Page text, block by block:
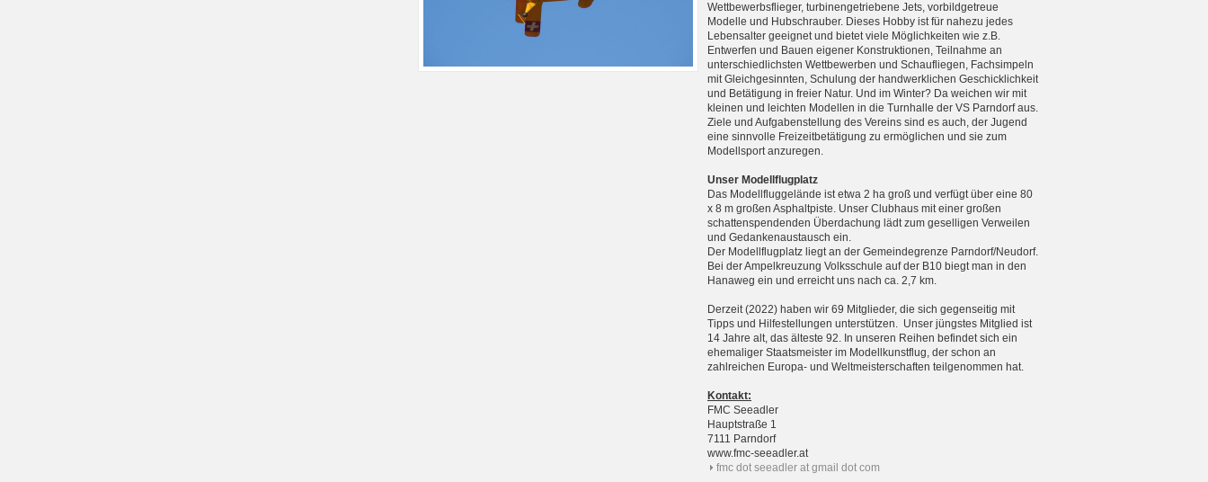
Wettbewerbsflieger, turbinengetriebene Jets, vorbildgetreue
Modelle und Hubschrauber. Dieses Hobby ist für nahezu jedes
Lebensalter geeignet und bietet viele Möglichkeiten wie z.B.
Entwerfen und Bauen eigener Konstruktionen, Teilnahme an
unterschiedlichsten Wettbewerben und Schaufliegen, Fachsimpeln
mit Gleichgesinnten, Schulung der handwerklichen Geschicklichkeit
und Betätigung in freier Natur. Und im Winter? Da weichen wir mit
kleinen und leichten Modellen in die Turnhalle der VS Parndorf aus.
Ziele und Aufgabenstellung des Vereins sind es auch, der Jugend
eine sinnvolle Freizeitbetätigung zu ermöglichen und sie zum
Modellsport anzuregen.
Unser Modellflugplatz
Das Modellfluggelände ist etwa 2 ha groß und verfügt über eine 80
x 8 m großen Asphaltpiste. Unser Clubhaus mit einer großen
schattenspendenden Überdachung lädt zum geselligen Verweilen
und Gedankenaustausch ein.
Der Modellflugplatz liegt an der Gemeindegrenze Parndorf/Neudorf.
Bei der Ampelkreuzung Volksschule auf der B10 biegt man in den
Hanaweg ein und erreicht uns nach ca. 2,7 km.
Derzeit (2022) haben wir 69 Mitglieder, die sich gegenseitig mit
Tipps und Hilfestellungen unterstützen. Unser jüngstes Mitglied ist
14 Jahre alt, das älteste 92. In unseren Reihen befindet sich ein
ehemaliger Staatsmeister im Modellkunstflug, der schon an
zahlreichen Europa- und Weltmeister­schaften teilgenommen hat.
Kontakt:
FMC Seeadler
Hauptstraße 1
7111 Parndorf
www.fmc-seeadler.at
fmc dot seeadler at gmail dot com